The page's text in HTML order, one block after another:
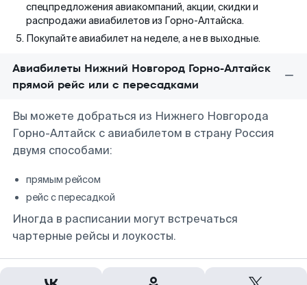
спецпредложения авиакомпаний, акции, скидки и
распродажи авиабилетов из Горно-Алтайска.
Покупайте авиабилет на неделе, а не в выходные.
Авиабилеты Нижний Новгород Горно-Алтайск
прямой рейс или с пересадками
Вы можете добраться из Нижнего Новгорода
Горно-Алтайск с авиабилетом в страну Россия
двумя способами:
прямым рейсом
рейс с пересадкой
Иногда в расписании могут встречаться
чартерные рейсы и лоукосты.